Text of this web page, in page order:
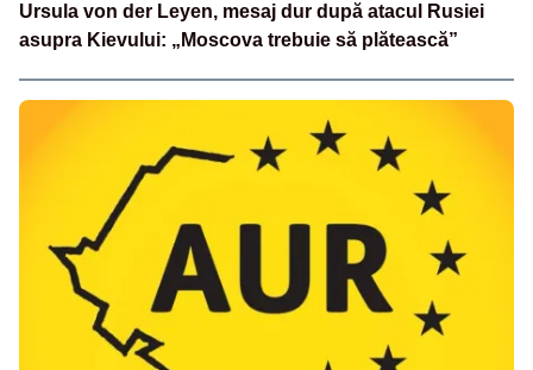
Ursula von der Leyen, mesaj dur după atacul Rusiei
asupra Kievului: „Moscova trebuie să plătească”